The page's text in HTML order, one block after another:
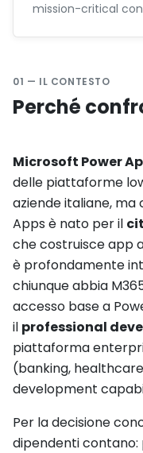
mission-critical
01 — IL CONTESTO
Perché
Microsoft Power
delle piattaforme
aziende italiane, ma
Apps è nato per il
che costruisce app
è profondamente
chiunque abbia
accesso base a
il professional
piattaforma
(banking,
development
Per la decisione
dipendenti contano: